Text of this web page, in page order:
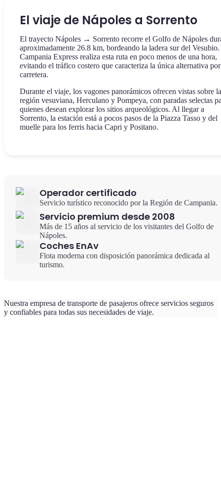
El viaje de Nápoles a Sorrento
El trayecto Nápoles → Sorrento recorre el Golfo de Nápoles
aproximadamente 26.8 km, bordeando la ladera sur del
Campania Express realiza esta ruta en poco menos de una hora,
evitando el tráfico costero que caracteriza la única alternativa por
carretera.
Durante el viaje, los vagones panorámicos ofrecen vistas sobre la
región vesuviana, Herculano y Pompeya, con paradas selectas
quienes desean explorar los sitios arqueológicos. Al llegar a
Sorrento, la estación está a pocos pasos de la Piazza Tasso y del
muelle para los ferris hacia Capri y Positano.
Operador certificado
Servicio turístico reconocido por la Región de Campania.
Servicio premium desde 2008
Más de 15 años al servicio de los visitantes del Golfo de
Nápoles.
Coches EnAv
Flota moderna con disposición panorámica dedicada al
turismo.
Nuestra empresa de transporte de pasajeros ofrece servicios seguros
y confiables para todas sus necesidades de viaje.